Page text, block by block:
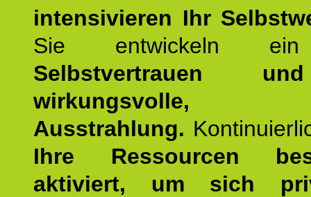
intensivieren Ihr
Sie entwickeln ein
Selbstvertrauen
wirkungsvolle,
Ausstrahlung.
Ihre Ressourcen
aktiviert, um sich